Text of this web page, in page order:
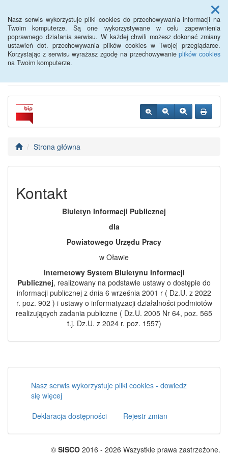
Nasz serwis wykorzystuje pliki cookies do przechowywania informacji na
Twoim komputerze. Są one wykorzystywane w celu zapewnienia
poprawnego działania serwisu. W każdej chwili możesz dokonać zmiany
ustawień dot. przechowywania plików cookies w Twojej przeglądarce.
Korzystając z serwisu wyrażasz zgodę na przechowywanieplików cookies
na Twoim komputerze.
Menu
Powiatowy Urząd Pracy w
Oławie
Strona główna
Kontakt
Biuletyn Informacji Publicznej
dla
Powiatowego Urzędu Pracy
w Oławie
Internetowy System Biuletynu Informacji
Publicznej, realizowany na podstawie ustawy o dostępie do
informacji publicznej z dnia 6 września 2001 r ( Dz.U. z 2022
r. poz. 902 ) i ustawy o informatyzacji działalności podmiotów
realizujących zadania publiczne ( Dz.U. 2005 Nr 64, poz. 565
t.j. Dz.U. z 2024 r. poz. 1557)
Nasz serwis wykorzystuje pliki cookies - dowiedz
się więcej
Deklaracja dostępności
Rejestr zmian
© SISCO 2016 - 2026 Wszystkie prawa zastrzeżone.